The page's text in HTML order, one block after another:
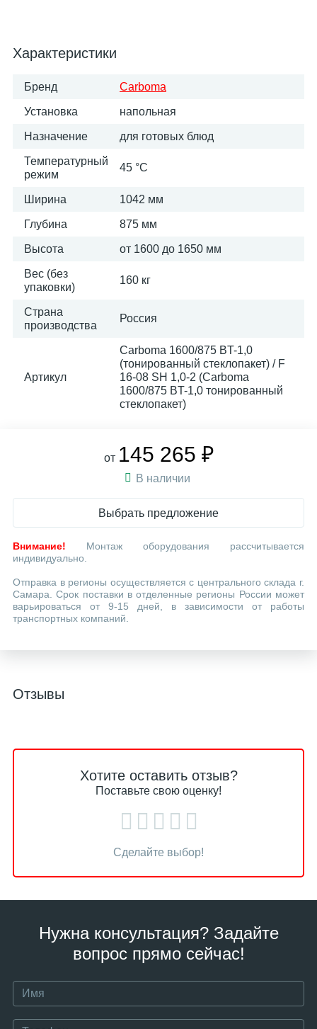
Характеристики
Бренд Carboma
Установка напольная
Назначение для готовых блюд
Температурный
режим
45 °C
Ширина 1042 мм
Глубина 875 мм
Высота от 1600 до 1650 мм
Вес (без
упаковки)
160 кг
Страна
производства
Россия
Артикул
Carboma 1600/875 BT-1,0
(тонированный стеклопакет) / F
16-08 SH 1,0-2 (Carboma
1600/875 BT-1,0 тонированный
стеклопакет)
от 145 265 ₽
В наличии
Выбрать предложение
Внимание! Монтаж оборудования рассчитывается
индивидуально.
Отправка в регионы осуществляется с центрального склада г.
Самара. Срок поставки в отделенные регионы России может
варьироваться от 9-15 дней, в зависимости от работы
транспортных компаний.
Отзывы
Хотите оставить отзыв?
Поставьте свою оценку!
Сделайте выбор!
Нужна консультация? Задайте
вопрос прямо сейчас!